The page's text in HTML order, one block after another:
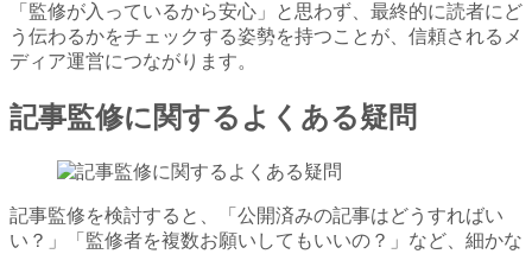
「監修が入っているから安心」と思わず、最終的に読者にど
う伝わるかをチェックする姿勢を持つことが、信頼されるメ
ディア運営につながります。
記事監修に関するよくある疑問
記事監修を検討すると、「公開済みの記事はどうすればい
い？」「監修者を複数お願いしてもいいの？」など、細かな